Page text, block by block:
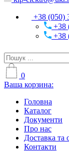
+38 (050)
+38
+38
0
Ваша корзина:
Головна
Каталог
Документи
Про нас
Доставка та
Контакти